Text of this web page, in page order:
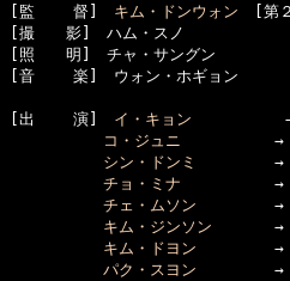
[監    督] キム・ドンウォン [第
[撮　　影]　ハム・スノ
[照　　明]　チャ・サングン
[音    楽]　ウォン・ホギョン
[出    演] イ・キョン →　チ
コ・ジュニ →　タ
シン・ドンミ
→　ミソ
チョ・ミナ →　ソヒ
チェ・ムソン →　キム
キム・ジンソン →　ヒ
キム・ドヨン →　スキ
パク・スヨン →　トル